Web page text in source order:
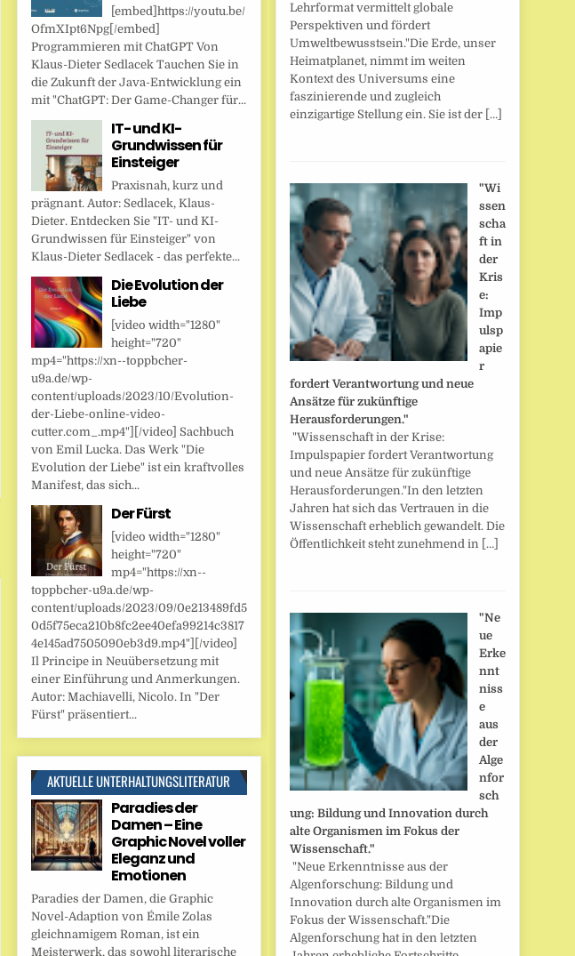
[embed]https://youtu.be/
OfmXIpt6Npg[/embed]
Programmieren mit ChatGPT Von
Klaus-Dieter Sedlacek Tauchen Sie in
die Zukunft der Java-Entwicklung ein
mit "ChatGPT: Der Game-Changer für...
IT- und KI-
Grundwissen für
Einsteiger
Praxisnah, kurz und
prägnant. Autor: Sedlacek, Klaus-
Dieter. Entdecken Sie "IT- und KI-
Grundwissen für Einsteiger" von
Klaus-Dieter Sedlacek - das perfekte...
Die Evolution der
Liebe
[video width="1280"
height="720"
mp4="https://xn--toppbcher-
u9a.de/wp-
content/uploads/2023/10/Evolution-
der-Liebe-online-video-
cutter.com_.mp4"][/video] Sachbuch
von Emil Lucka. Das Werk "Die
Evolution der Liebe" ist ein kraftvolles
Manifest, das sich...
Der Fürst
[video width="1280"
height="720"
mp4="https://xn--
toppbcher-u9a.de/wp-
content/uploads/2023/09/0e213489fd5
0d5f75eca210b8fc2ee40efa99214c3817
4e145ad7505090eb3d9.mp4"][/video]
Il Principe in Neuübersetzung mit
einer Einführung und Anmerkungen.
Autor: Machiavelli, Nicolo. In "Der
Fürst" präsentiert...
AKTUELLE UNTERHALTUNGSLITERATUR
Paradies der
Damen – Eine
Graphic Novel voller
Eleganz und
Emotionen
Paradies der Damen, die Graphic
Novel-Adaption von Émile Zolas
gleichnamigem Roman, ist ein
Meisterwerk, das sowohl literarische
Lehrformat vermittelt globale
Perspektiven und fördert
Umweltbewusstsein."Die Erde, unser
Heimatplanet, nimmt im weiten
Kontext des Universums eine
faszinierende und zugleich
einzigartige Stellung ein. Sie ist der […]
"Wi
ssen
scha
ft in
der
Kris
e:
Imp
ulsp
apie
r
fordert Verantwortung und neue
Ansätze für zukünftige
Herausforderungen."
"Wissenschaft in der Krise:
Impulspapier fordert Verantwortung
und neue Ansätze für zukünftige
Herausforderungen."In den letzten
Jahren hat sich das Vertrauen in die
Wissenschaft erheblich gewandelt. Die
Öffentlichkeit steht zunehmend in […]
"Ne
ue
Erke
nnt
niss
e
aus
der
Alge
nfor
sch
ung: Bildung und Innovation durch
alte Organismen im Fokus der
Wissenschaft."
"Neue Erkenntnisse aus der
Algenforschung: Bildung und
Innovation durch alte Organismen im
Fokus der Wissenschaft."Die
Algenforschung hat in den letzten